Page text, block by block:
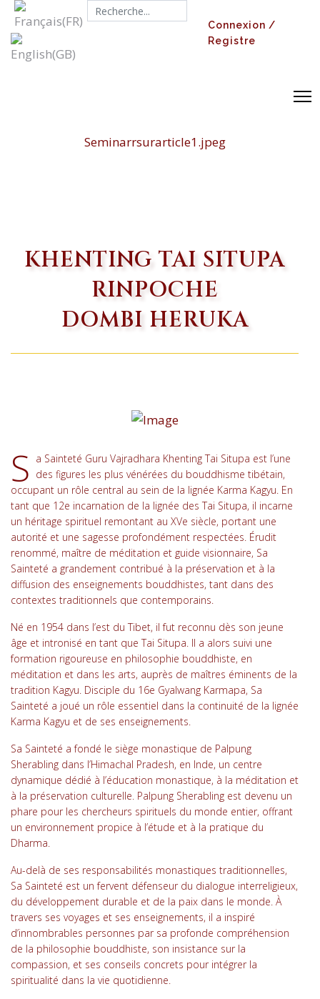
Search...
Connexion /
Registre
Seminarrsurarticle1.jpeg
KHENTING TAI SITUPA
RINPOCHE
DOMBI HERUKA
S a Sainteté Guru Vajradhara Khenting Tai Situpa est l’une
des figures les plus vénérées du bouddhisme tibétain,
occupant un rôle central au sein de la lignée Karma Kagyu. En
tant que 12e incarnation de la lignée des Tai Situpa, il incarne
un héritage spirituel remontant au XVe siècle, portant une
autorité et une sagesse profondément respectées. Érudit
renommé, maître de méditation et guide visionnaire, Sa
Sainteté a grandement contribué à la préservation et à la
diffusion des enseignements bouddhistes, tant dans des
contextes traditionnels que contemporains.
Né en 1954 dans l’est du Tibet, il fut reconnu dès son jeune
âge et intronisé en tant que Tai Situpa. Il a alors suivi une
formation rigoureuse en philosophie bouddhiste, en
méditation et dans les arts, auprès de maîtres éminents de la
tradition Kagyu. Disciple du 16e Gyalwang Karmapa, Sa
Sainteté a joué un rôle essentiel dans la continuité de la lignée
Karma Kagyu et de ses enseignements.
Sa Sainteté a fondé le siège monastique de Palpung
Sherabling dans l’Himachal Pradesh, en Inde, un centre
dynamique dédié à l’éducation monastique, à la méditation et
à la préservation culturelle. Palpung Sherabling est devenu un
phare pour les chercheurs spirituels du monde entier, offrant
un environnement propice à l’étude et à la pratique du
Dharma.
Au-delà de ses responsabilités monastiques traditionnelles,
Sa Sainteté est un fervent défenseur du dialogue interreligieux,
du développement durable et de la paix dans le monde. À
travers ses voyages et ses enseignements, il a inspiré
d’innombrables personnes par sa profonde compréhension
de la philosophie bouddhiste, son insistance sur la
compassion, et ses conseils concrets pour intégrer la
spiritualité dans la vie quotidienne.